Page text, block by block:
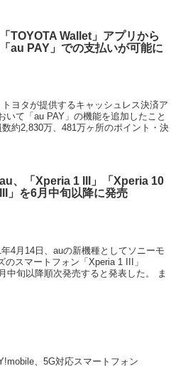
「TOYOTA Wallet」アプリから
「au PAY」での支払いが可能に
ヨタが提供するキャッシュレス決済ア
いて「au PAY」の機能を追加したこと
約2,830万、481万ヶ所のポイント・決
au、「Xperia 1 III」「Xperia 10
III」を6月中旬以降に発売
4月14日、auの新機種としてソニーモ
スマートフォン「Xperia 1 III」
中旬以降順次発売すると発表した。 ま
、5G対応スマートフォン